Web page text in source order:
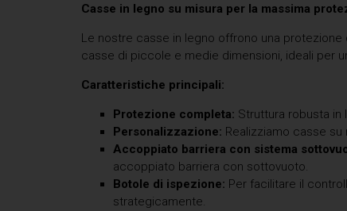
Casse in legno su misura per la massima
Le nostre casse in legno offrono una
casse di piccole e medie dimensioni, ideali per
Caratteristiche principali:
Protezione completa: Struttura robusta in
Personalizzazione: Realizziamo casse
Accoppiato barriera con sistema
accoppiato barriera con sottovuoto.
Botole di ispezione: Per facilitare il
strategicamente.